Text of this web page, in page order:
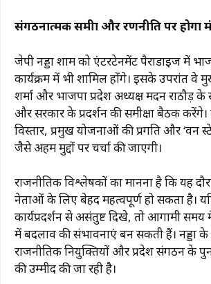
संगठनात्मक समीक्षा और रणनीति पर होगा
जेपी नड्डा शाम को एंटरटेनमेंट पैराडाइज में
कार्यक्रम में भी शामिल होंगे। इसके उपरांत वे
शर्मा और भाजपा प्रदेश अध्यक्ष मदन राठौड़ के
और सरकार के प्रदर्शन की समीक्षा बैठक
विस्तार, प्रमुख योजनाओं की प्रगति और ‘वन
जैसे अहम मुद्दों पर चर्चा की जाएगी।
राजनीतिक विश्लेषकों का मानना है कि यह
नेताओं के लिए बेहद महत्वपूर्ण हो सकता है।
कार्यप्रदर्शन से असंतुष्ट दिखे, तो आगामी समय में
में बदलाव की संभावनाएं बन सकती हैं। नड्डा
राजनीतिक नियुक्तियों और प्रदेश संगठन के
की उम्मीद की जा रही है।